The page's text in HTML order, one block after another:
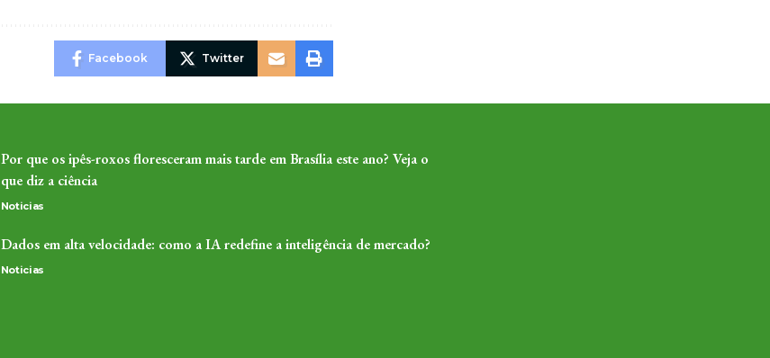
Facebook Twitter
Por que os ipês-roxos floresceram mais tarde em Brasília este ano? Veja o
que diz a ciência
Noticias
Dados em alta velocidade: como a IA redefine a inteligência de mercado?
Noticias